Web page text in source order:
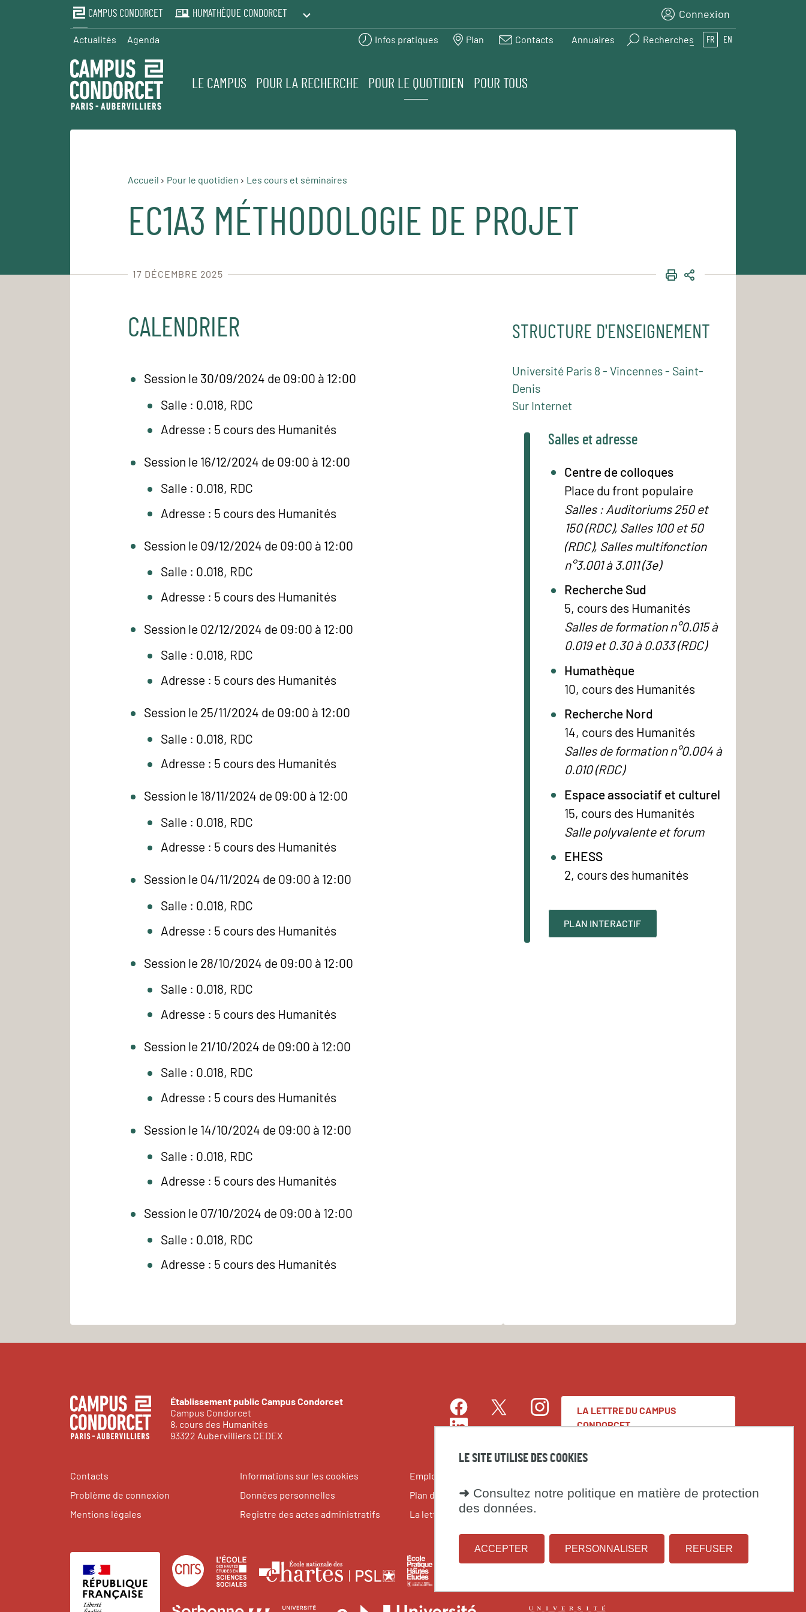
LE SITE UTILISE DES COOKIES
➜ Consultez notre politique en matière de protection
des données.
ACCEPTER REFUSER
PERSONNALISER
CAMPUS CONDORCET HUMATHÈQUE CONDORCET
PRINTEMPS DES HUMANITÉS
Connexion
Actualités Agenda Infos pratiques Plan Contacts Annuaires Recherches FR EN
LE CAMPUS POUR LA RECHERCHE POUR LE QUOTIDIEN POUR TOUS
Accueil Pour le quotidien Les cours et séminaires
EC1A3 MÉTHODOLOGIE DE PROJET
17 DÉCEMBRE 2025 IMPRIMER
PARTAGER
CALENDRIER
Session le 30/09/2024 de 09:00 à 12:00
Salle : 0.018, RDC
Adresse : 5 cours des Humanités
Session le 16/12/2024 de 09:00 à 12:00
Salle : 0.018, RDC
Adresse : 5 cours des Humanités
Session le 09/12/2024 de 09:00 à 12:00
Salle : 0.018, RDC
Adresse : 5 cours des Humanités
Session le 02/12/2024 de 09:00 à 12:00
Salle : 0.018, RDC
Adresse : 5 cours des Humanités
Session le 25/11/2024 de 09:00 à 12:00
Salle : 0.018, RDC
Adresse : 5 cours des Humanités
Session le 18/11/2024 de 09:00 à 12:00
Salle : 0.018, RDC
Adresse : 5 cours des Humanités
Session le 04/11/2024 de 09:00 à 12:00
Salle : 0.018, RDC
Adresse : 5 cours des Humanités
Session le 28/10/2024 de 09:00 à 12:00
Salle : 0.018, RDC
Adresse : 5 cours des Humanités
Session le 21/10/2024 de 09:00 à 12:00
Salle : 0.018, RDC
Adresse : 5 cours des Humanités
Session le 14/10/2024 de 09:00 à 12:00
Salle : 0.018, RDC
Adresse : 5 cours des Humanités
Session le 07/10/2024 de 09:00 à 12:00
Salle : 0.018, RDC
Adresse : 5 cours des Humanités
STRUCTURE D'ENSEIGNEMENT
Université Paris 8 - Vincennes - Saint-
Denis
Sur Internet
Salles et adresse
Centre de colloques
Place du front populaire
Salles : Auditoriums 250 et
150 (RDC), Salles 100 et 50
(RDC), Salles multifonction
n°3.001 à 3.011 (3e)
Recherche Sud
5, cours des Humanités
Salles de formation n°0.015 à
0.019 et 0.30 à 0.033 (RDC)
Humathèque
10, cours des Humanités
Recherche Nord
14, cours des Humanités
Salles de formation n°0.004 à
0.010 (RDC)
Espace associatif et culturel
15, cours des Humanités
Salle polyvalente et forum
EHESS
2, cours des humanités
PLAN INTERACTIF
Établissement public Campus Condorcet
Campus Condorcet
8, cours des Humanités
93322 Aubervilliers CEDEX
FacebookTwitter
InstagramLA LETTRE DU CAMPUS
CONDORCET
Contacts
Problème de connexion
Mentions légales
Informations sur les cookies
Données personnelles
Registre des actes administratifs
Emplois et stages
Plan du site
La lettre du Campus Condorcet
Marchés publics
Centre
national
École
des
École
nationale
des
École
pratique
Fondation
Institut
Université